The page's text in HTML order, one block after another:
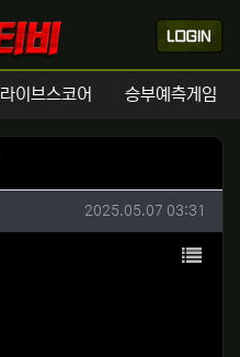
라이브스코어 승부예측게임
작성일
2025.05.07 03:31
목록